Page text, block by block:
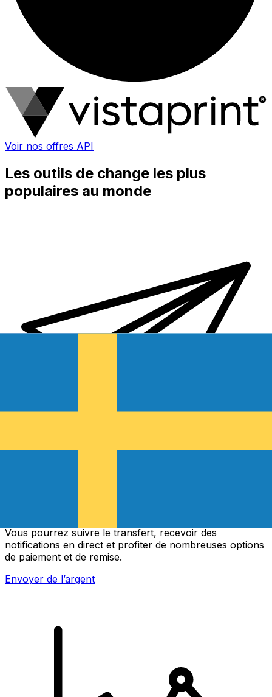
Voir nos offres API
Les outils de change les plus
populaires au monde
Vous pourrez suivre le transfert, recevoir des
notifications en direct et profiter de nombreuses options
de paiement et de remise.
Envoyer de l’argent